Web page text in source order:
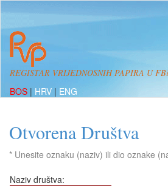
REGISTAR VRIJEDNOSNIH PAPIRA U
BOS | HRV | ENG
Otvorena Društva
* Unesite oznaku (naziv) ili dio oznake
Naziv društva: